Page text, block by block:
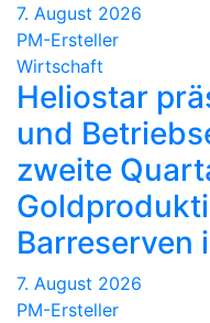
7. August 2026
PM-Ersteller
Wirtschaft
Heliostar
und
zweite
Barreserven
7. August 2026
PM-Ersteller